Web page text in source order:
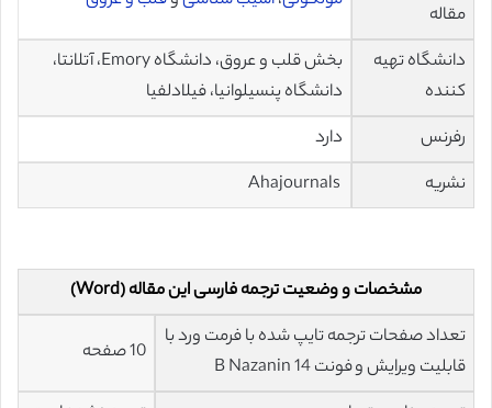
مقاله
دانشگاه تهیه
کننده
بخش قلب و عروق، دانشگاه Emory، آتلانتا،
دانشگاه پنسیلوانیا، فیلادلفیا
رفرنس
دارد
نشریه
مشخصات و وضعیت ترجمه فارسی این مقاله (Word)
تعداد صفحات ترجمه تایپ شده با فرمت ورد با
قابلیت ویرایش و فونت 14 B Nazanin
10 صفحه